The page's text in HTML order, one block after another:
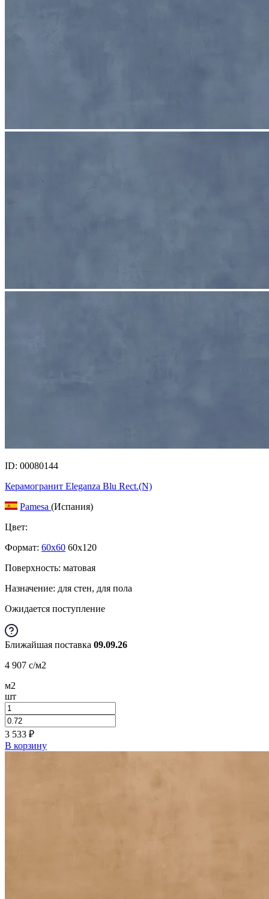
ID: 00080144
Керамогранит Eleganza Blu Rect.(N)
Pamesa (Испания)
Цвет:
Формат: 60x60 60x120
Поверхность: матовая
Назначение: для стен, для пола
Ожидается поступление
Ближайшая поставка 09.09.26
4 907 c/м2
м2
шт
3 533 ₽
В корзину